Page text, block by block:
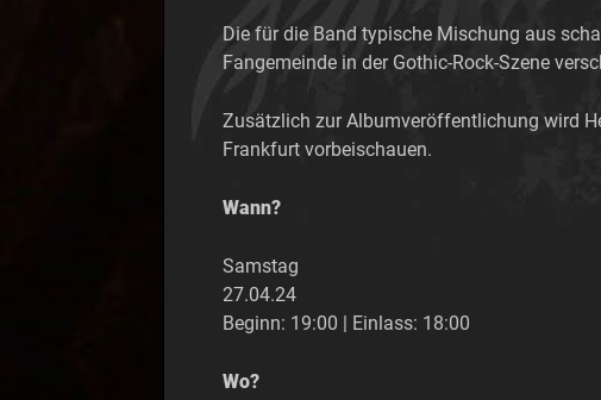
Die für die Band typische Mischung aus
Fangemeinde in der Gothic-Rock-Szene
Zusätzlich zur Albumveröffentlichung wird
Frankfurt vorbeischauen.
Wann?
Samstag
27.04.24
Beginn: 19:00 | Einlass: 18:00
Wo?